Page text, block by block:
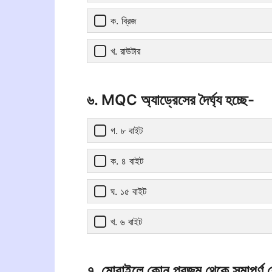
ক. ব্রিজ
খ. রাউটার
৬. MQC অ্যাড্রেসের দৈর্ঘ্য হচ্ছে-
গ. ৮ বাইট
ক. ৪ বাইট
ঘ. ১৫ বাইট
খ. ৬ বাইট